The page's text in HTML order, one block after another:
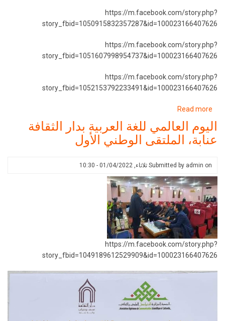
https://m.facebook.com/story.php?
story_fbid=1050915832357287&id=100023166407626
https://m.facebook.com/story.php?
story_fbid=1051607998954737&id=100023166407626
https://m.facebook.com/story.php?
story_fbid=1052153792233491&id=100023166407626
Read more
فعاليات
أيام
المسرح
للطفل
اليوم العالمي للغة العربية بدار الثقافة
عنابة، الملتقى الوطني الأول
Submitted by admin on ثلاثاء, 01/04/2022 - 10:30
https://m.facebook.com/story.php?
story_fbid=1049189612529909&id=100023166407626